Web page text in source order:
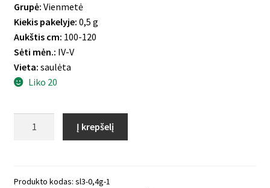
Grupė: Vienmetė
Kiekis pakelyje: 0,5 g
Aukštis cm: 100-120
Sėti mėn.: IV-V
Vieta: saulėta
Liko 20
king
Į krepšelį
Produkto kodas: sl3-0,4g-1